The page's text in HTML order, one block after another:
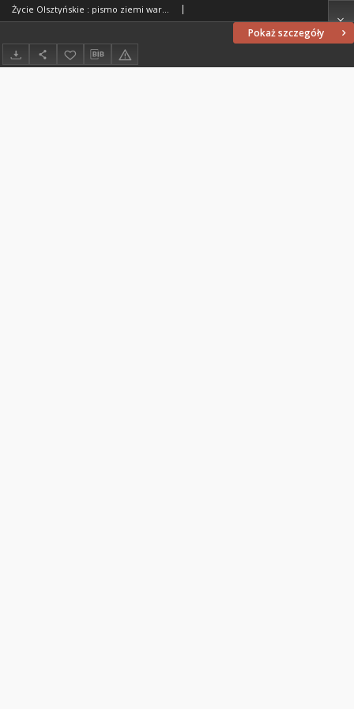
Pokaż szczegóły
Życie Olsztyńskie : pismo ziemi warmińsko-mazurskiej, 1949, nr 126